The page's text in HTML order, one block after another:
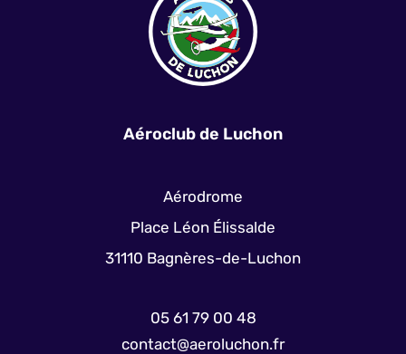
Aéroclub de Luchon
Aérodrome
Place Léon Élissalde
31110 Bagnères-de-Luchon
05 61 79 00 48
contact@aeroluchon.fr